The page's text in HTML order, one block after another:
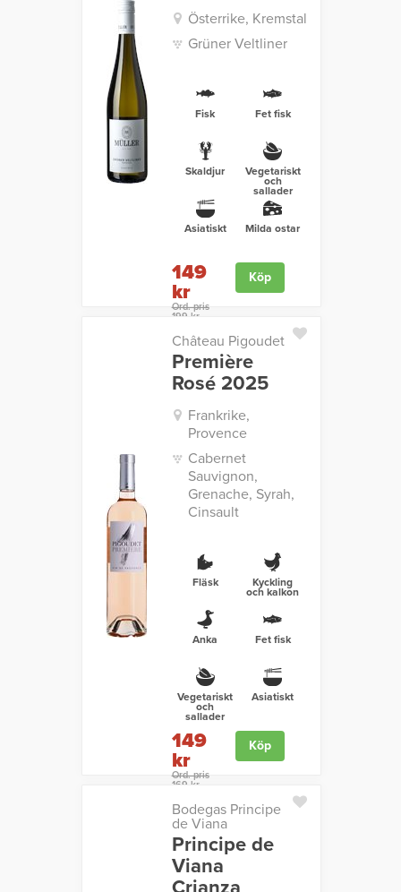
Österrike, Kremstal
Grüner Veltliner
Fisk Fet fisk
Skaldjur Vegetariskt
och
sallader
Asiatiskt Milda ostar
149
kr
Ord. pris
199 kr
Köp
Château Pigoudet
Première
Rosé 2025
Frankrike,
Provence
Cabernet
Sauvignon,
Grenache, Syrah,
Cinsault
Fläsk Kyckling
och kalkon
Anka Fet fisk
Vegetariskt
och
sallader
Asiatiskt
149
kr
Ord. pris
169 kr
Köp
Bodegas Principe
de Viana
Principe de
Viana